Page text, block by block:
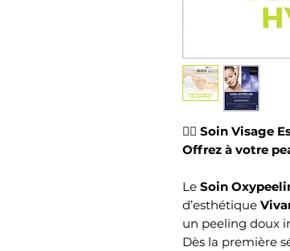
💆‍♀️ Soin Visage
Offrez à votre
Le Soin
d’esthétique
un peeling doux
Dès la première